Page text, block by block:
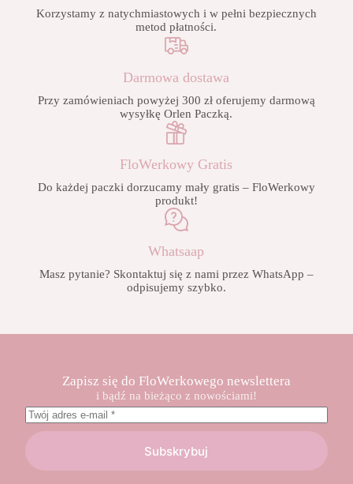
Korzystamy z natychmiastowych i w pełni bezpiecznych
metod płatności.
Darmowa dostawa
Przy zamówieniach powyżej 300 zł oferujemy darmową
wysyłkę Orlen Paczką.
FloWerkowy Gratis
Do każdej paczki dorzucamy mały gratis – FloWerkowy
produkt!
Whatsaap
Masz pytanie? Skontaktuj się z nami przez WhatsApp –
odpisujemy szybko.
Zapisz się do FloWerkowego newslettera
i bądź na bieżąco z nowościami!
Subskrybuj